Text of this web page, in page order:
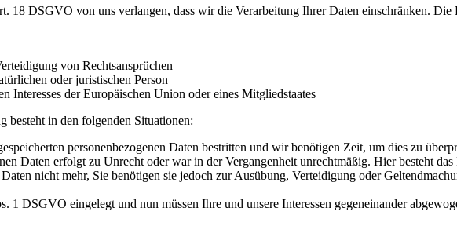
18 DSGVO von uns verlangen, dass wir die Verarbeitung Ihrer Daten einschränken.
von Rechtsansprüchen
oder juristischen Person
Interesses der Europäischen Union oder eines Mitgliedstaates
besteht in den folgenden Situationen:
personenbezogenen Daten bestritten und wir benötigen Zeit, um dies zu
Daten erfolgt zu Unrecht oder war in der Vergangenheit unrechtmäßig. Hier besteht
nicht mehr, Sie benötigen sie jedoch zur Ausübung, Verteidigung oder
1 DSGVO eingelegt und nun müssen Ihre und unsere Interessen gegeneinander